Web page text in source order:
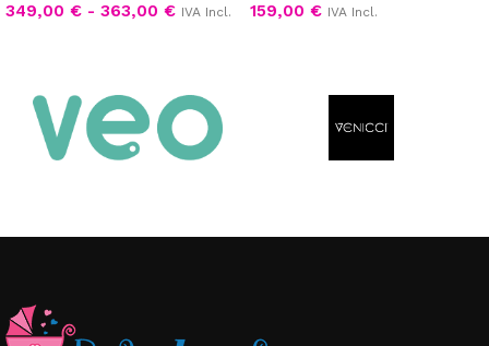
349,00 € - 363,00 € IVA Incl.
159,00 € IVA Incl.